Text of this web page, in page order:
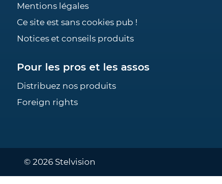
Mentions légales
Ce site est sans cookies pub !
Notices et conseils produits
Pour les pros et les assos
Distribuez nos produits
Foreign rights
© 2026 Stelvision